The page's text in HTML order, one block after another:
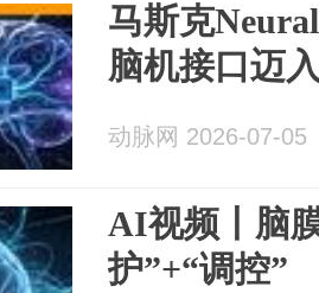
马斯克
脑机接口迈
动脉网 2026-07-05
AI视频丨脑
护”+“调控”